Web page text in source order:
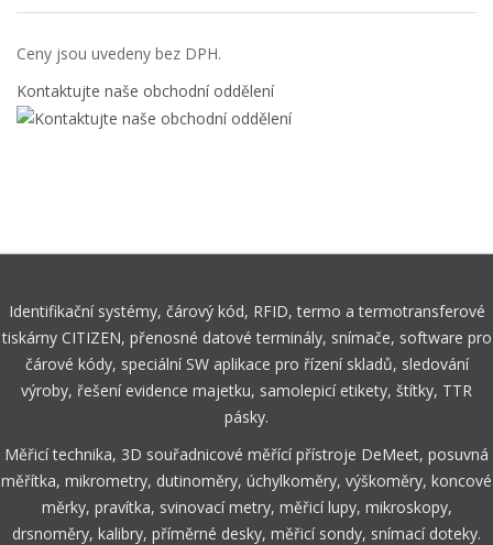
Ceny jsou uvedeny bez DPH.
Kontaktujte naše obchodní oddělení
Identifikační systémy, čárový kód, RFID, termo a termotransferové
tiskárny CITIZEN, přenosné datové terminály, snímače, software pro
čárové kódy, speciální SW aplikace pro řízení skladů, sledování
výroby, řešení evidence majetku, samolepicí etikety, štítky, TTR
pásky.
Měřicí technika, 3D souřadnicové měřící přístroje DeMeet, posuvná
měřítka, mikrometry, dutinoměry, úchylkoměry, výškoměry, koncové
měrky, pravítka, svinovací metry, měřicí lupy, mikroskopy,
drsnoměry, kalibry, příměrné desky, měřicí sondy, snímací doteky.